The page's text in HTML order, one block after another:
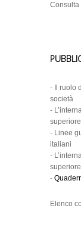
Consulta
-
Il
società
-
- Linee
italiani
-
-
Elenco